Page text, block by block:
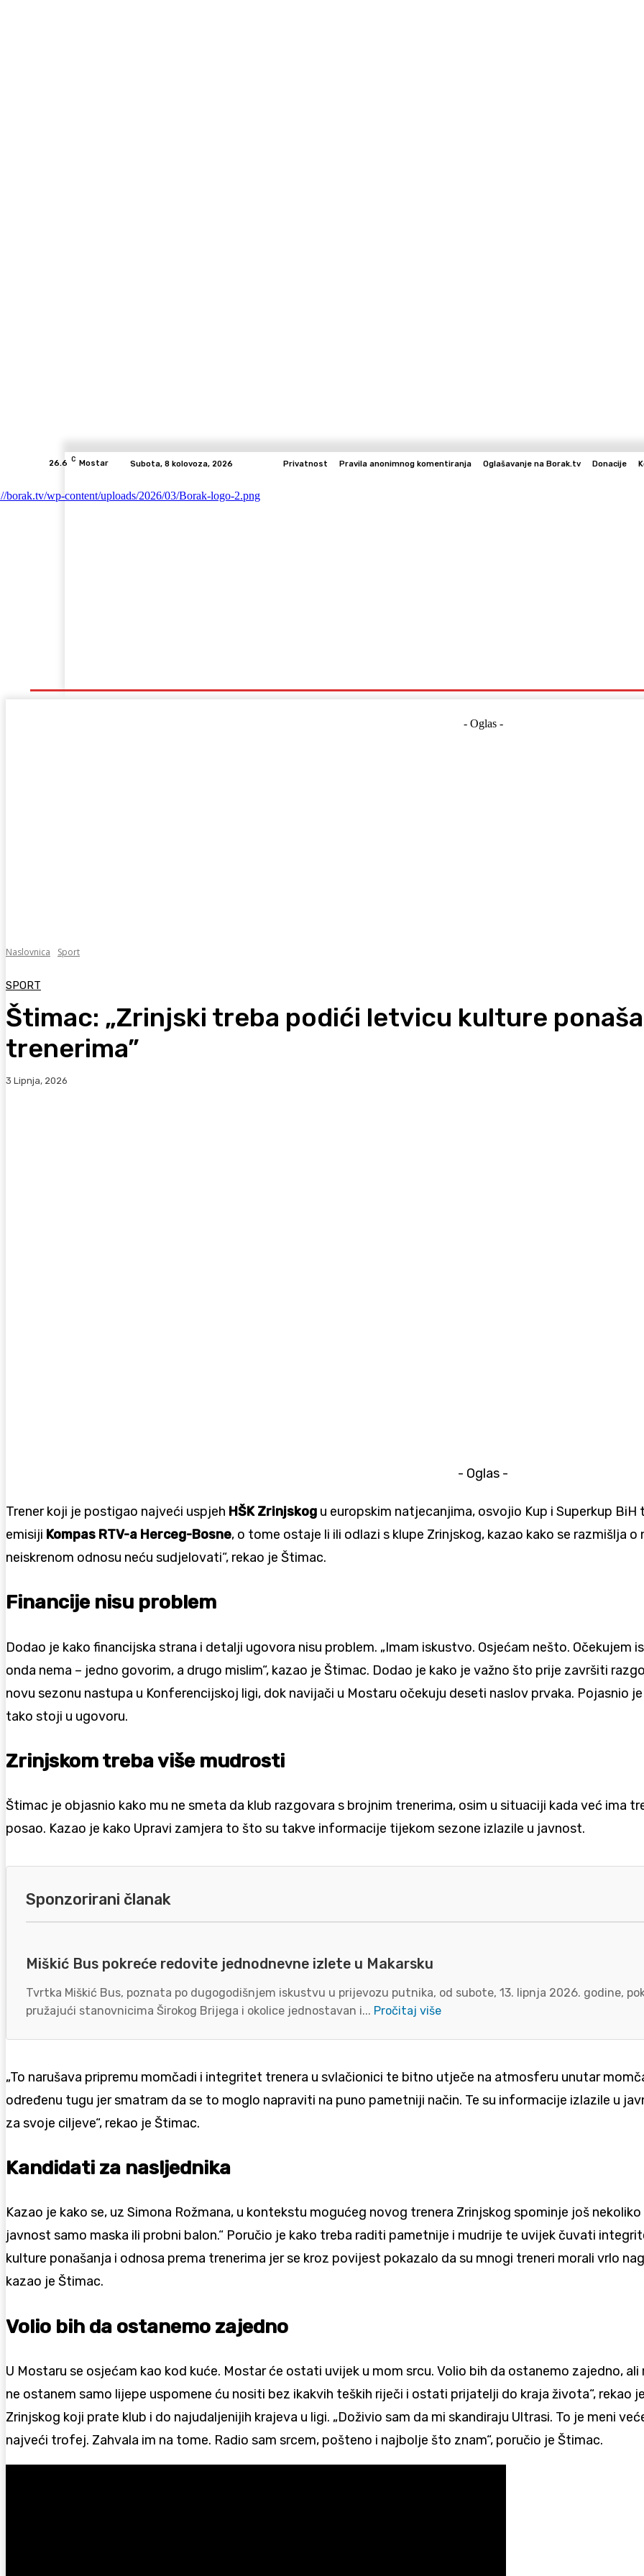
26.6 C Mostar Subota, 8 kolovoza, 2026 Privatnost Pravila anonimnog komentiranja Oglašavanje na Borak.tv Donacije
- Oglas -
Naslovnica Sport
SPORT
Štimac: „Zrinjski treba podići letvicu kulture
trenerima”
3 Lipnja, 2026
- Oglas -
Trener koji je postigao najveći uspjeh HŠK Zrinjskog u europskim natjecanjima, osvojio Kup i Superkup
emisiji Kompas RTV-a Herceg-Bosne, o tome ostaje li ili odlazi s klupe Zrinjskog, kazao kako se razmišlja
neiskrenom odnosu neću sudjelovati“, rekao je Štimac.
Financije nisu problem
Dodao je kako financijska strana i detalji ugovora nisu problem. „Imam iskustvo. Osjećam nešto.
onda nema – jedno govorim, a drugo mislim“, kazao je Štimac. Dodao je kako je važno što prije završiti
novu sezonu nastupa u Konferencijskoj ligi, dok navijači u Mostaru očekuju deseti naslov prvaka. Pojasnio
tako stoji u ugovoru.
Zrinjskom treba više mudrosti
Štimac je objasnio kako mu ne smeta da klub razgovara s brojnim trenerima, osim u situaciji kada već ima
posao. Kazao je kako Upravi zamjera to što su takve informacije tijekom sezone izlazile u javnost.
Sponzorirani članak
Miškić Bus pokreće redovite jednodnevne izlete u Makarsku
Tvrtka Miškić Bus, poznata po dugogodišnjem iskustvu u prijevozu putnika, od subote, 13. lipnja 2026. godine,
pružajući stanovnicima Širokog Brijega i okolice jednostavan i... Pročitaj više
„To narušava pripremu momčadi i integritet trenera u svlačionici te bitno utječe na atmosferu unutar
određenu tugu jer smatram da se to moglo napraviti na puno pametniji način. Te su informacije izlazile u
za svoje ciljeve“, rekao je Štimac.
Kandidati za nasljednika
Kazao je kako se, uz Simona Rožmana, u kontekstu mogućeg novog trenera Zrinjskog spominje još
javnost samo maska ili probni balon.“ Poručio je kako treba raditi pametnije i mudrije te uvijek čuvati
kulture ponašanja i odnosa prema trenerima jer se kroz povijest pokazalo da su mnogi treneri morali vrlo
kazao je Štimac.
Volio bih da ostanemo zajedno
U Mostaru se osjećam kao kod kuće. Mostar će ostati uvijek u mom srcu. Volio bih da ostanemo zajedno,
ne ostanem samo lijepe uspomene ću nositi bez ikakvih teških riječi i ostati prijatelji do kraja života“, rekao
Zrinjskog koji prate klub i do najudaljenijih krajeva u ligi. „Doživio sam da mi skandiraju Ultrasi. To je meni
najveći trofej. Zahvala im na tome. Radio sam srcem, pošteno i najbolje što znam“, poručio je Štimac.